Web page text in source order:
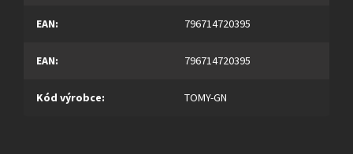
EAN: 796714720395
EAN: 796714720395
Kód výrobce: TOMY-GN